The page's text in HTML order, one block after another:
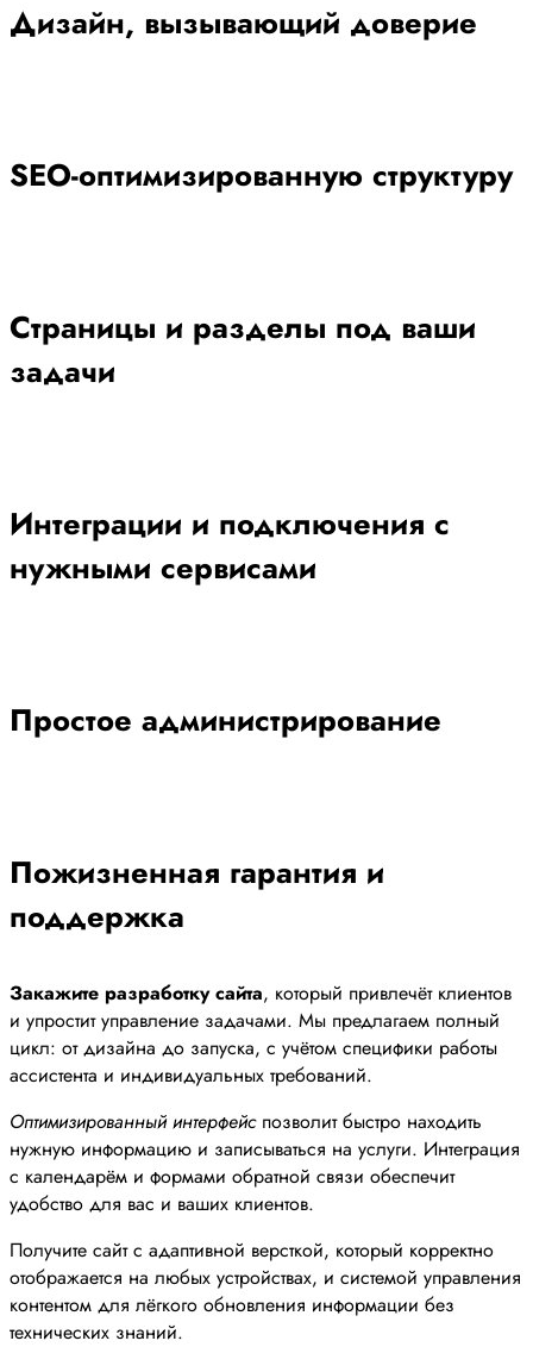
Дизайн, вызывающий доверие
SEO-оптимизированную структуру
Страницы и разделы под ваши
задачи
Интеграции и подключения с
нужными сервисами
Простое администрирование
Пожизненная гарантия и
поддержка
Закажите разработку сайта, который привлечёт клиентов
и упростит управление задачами. Мы предлагаем полный
цикл: от дизайна до запуска, с учётом специфики работы
ассистента и индивидуальных требований.
Оптимизированный интерфейспозволит быстро находить
нужную информацию и записываться на услуги. Интеграция
с календарём и формами обратной связи обеспечит
удобство для вас и ваших клиентов.
Получите сайт с адаптивной версткой, который корректно
отображается на любых устройствах, и системой управления
контентом для лёгкого обновления информации без
технических знаний.